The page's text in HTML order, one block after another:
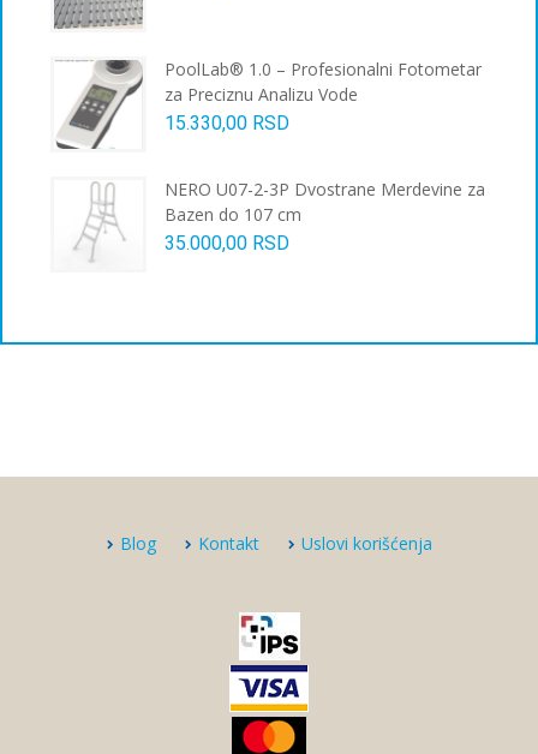
PoolLab® 1.0 – Profesionalni Fotometar
za Preciznu Analizu Vode
15.330,00 RSD
NERO U07-2-3P Dvostrane Merdevine za
Bazen do 107 cm
35.000,00 RSD
Blog Kontakt Uslovi korišćenja